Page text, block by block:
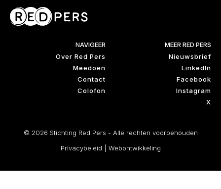
NAVIGEER
Over Red Pers
Meedoen
Contact
Colofon
MEER RED PERS
Nieuwsbrief
LinkedIn
Facebook
Instagram
X
© 2026 Stichting Red Pers - Alle rechten voorbehouden
Privacybeleid
Webontwikkeling